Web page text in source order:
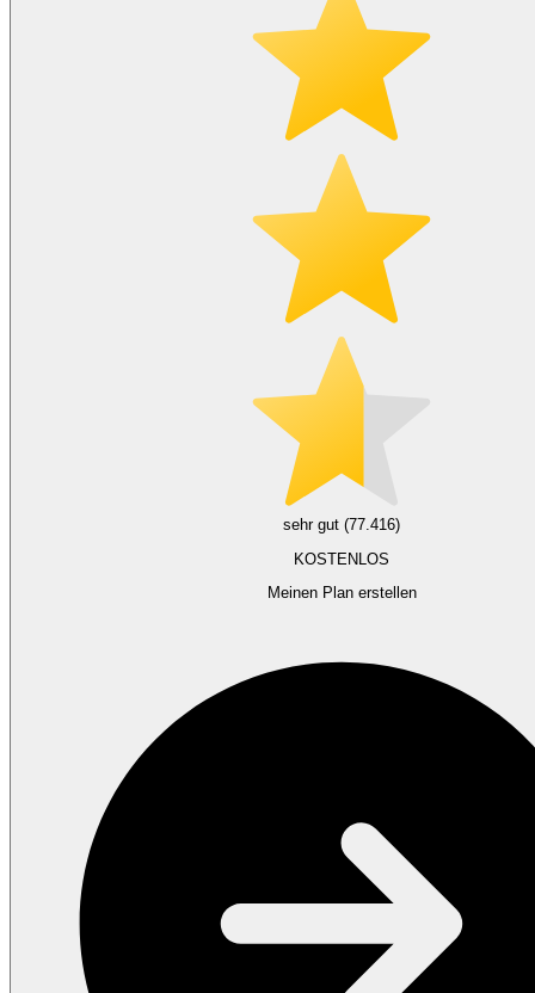
sehr gut (77.416)
KOSTENLOS
Meinen Plan erstellen